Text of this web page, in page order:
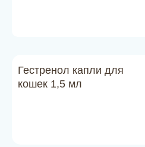
Контакты
Гестренол капли для
кошек 1,5 мл